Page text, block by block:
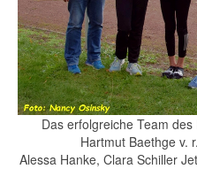
Das erfolgreiche Team
Hartmut Baethge v.
Alessa Hanke, Clara Schiller